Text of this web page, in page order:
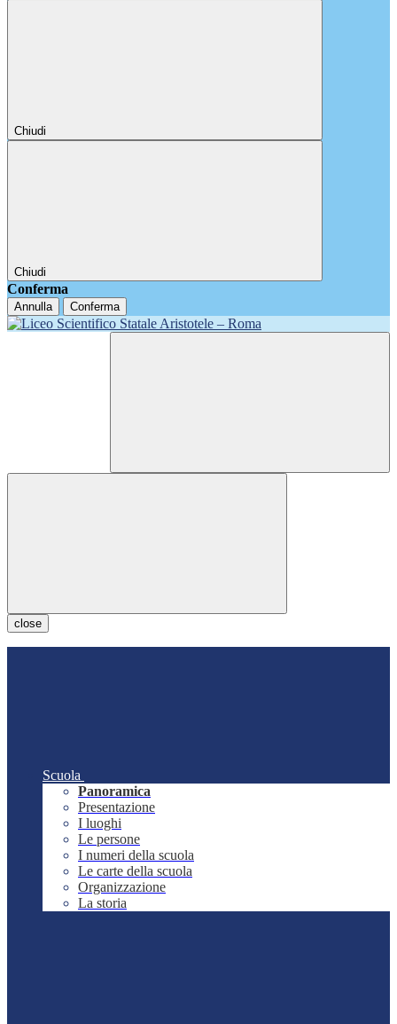
Chiudi
Chiudi
Conferma
Annulla Conferma
close
Scuola
Panoramica
Presentazione
I luoghi
Le persone
I numeri della scuola
Le carte della scuola
Organizzazione
La storia